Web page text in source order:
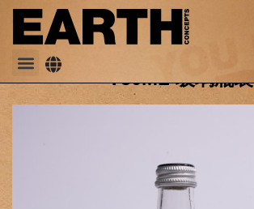
PREVIOUS
330ml 玻璃瓶装
750ML 玻璃瓶装